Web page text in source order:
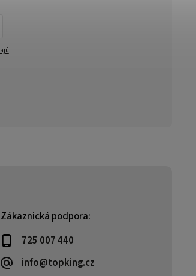
Zákaznická podpora:
725 007 440
info@topking.cz